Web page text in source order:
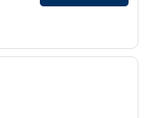
1/12
다음